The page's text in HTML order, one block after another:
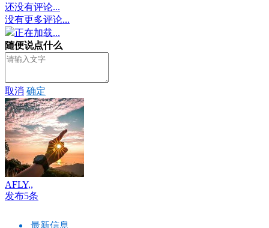
还没有评论...
没有更多评论...
正在加载...
随便说点什么
取消 确定
AFLY,,
发布5条
最新信息